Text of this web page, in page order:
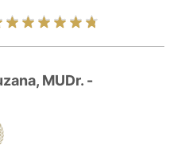
MUDr. -